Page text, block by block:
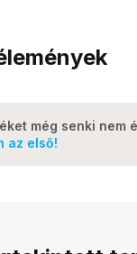
még senki nem
az első!